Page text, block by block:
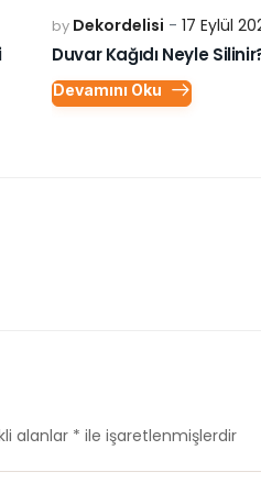
by Dekordelisi 17 Eylül
Duvar Kağıdı Neyle
Devamını Oku
alanlar * ile işaretlenmişlerdir